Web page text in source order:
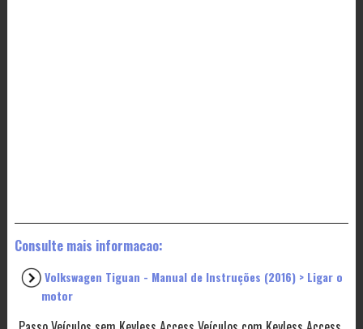
Consulte mais informacao:
Volkswagen Tiguan - Manual de Instruções (2016) > Ligar o
motor